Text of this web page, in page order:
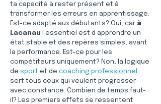
ta capacité à rester présent et à
transformer les erreurs en apprentissage.
Est-ce adapté aux débutants? Oui, car à
Lacanau l essentiel est d apprendre un
état stable et des repères simples, avant
la performance. Est-ce pour les
compétiteurs uniquement? Non, la logique
de sport et de coaching professionnel
sert tous ceux qui veulent progresser
avec constance. Combien de temps faut-
il? Les premiers effets se ressentent